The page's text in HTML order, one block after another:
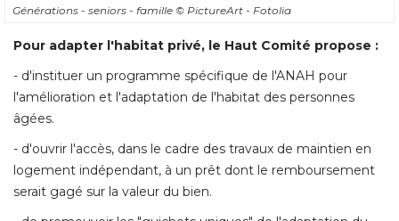
Générations - seniors - famille © PictureArt - Fotolia
Pour adapter l'habitat privé, le Haut Comité propose :
- d'instituer un programme spécifique de l'ANAH pour
l'amélioration et l'adaptation de l'habitat des personnes
âgées.
- d'ouvrir l'accès, dans le cadre des travaux de maintien en
logement indépendant, à un prêt dont le remboursement
serait gagé sur la valeur du bien.